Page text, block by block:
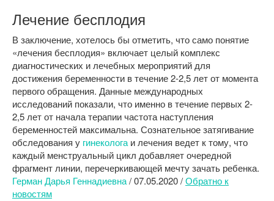
Лечение бесплодия
В заключение, хотелось бы отметить, что само понятие
«лечения бесплодия» включает целый комплекс
диагностических и лечебных мероприятий для
достижения беременности в течение 2-2,5 летот момента
первого обращения. Данные международных
исследований показали, что именно в течение первых 2-
2,5 лет от начала терапии частота наступления
беременностей максимальна. Сознательное затягивание
обследования у гинекологаи лечения ведет к тому, что
каждый менструальный цикл добавляет очередной
фрагмент линии, перечеркивающей мечту зачать ребенка.
Герман Дарья Геннадиевна/07.05.2020/Обратно к
новостям